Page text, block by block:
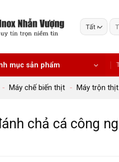
mục sản phẩm
- Máy chế biến thịt - Máy trộn thịt
chả cá công